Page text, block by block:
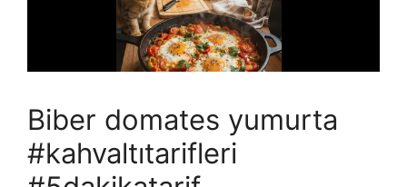
Biber domates yumurta
#kahvaltıtarifleri